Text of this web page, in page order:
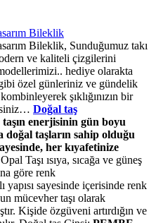
Bileklik
Bileklik, Sunduğumuz takı
ve kaliteli çizgilerini
hediye olarakta
özel günleriniz ve gündelik
şıklığınızın bir
Doğal taş
enerjisinin gün boyu
doğal taşların sahip olduğu
her kıyafetinize
Opal Taşı ısıya, sıcağa ve güneş
göre renk
yapısı sayesinde içerisinde renk
mücevher taşı olarak
Kişide özgüveni artırdığın ve